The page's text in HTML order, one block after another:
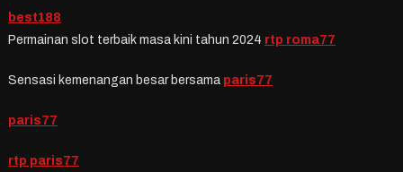
best188
Permainan slot terbaik masa kini tahun 2024 rtp roma77
Sensasi kemenangan besar bersama paris77
paris77
rtp paris77